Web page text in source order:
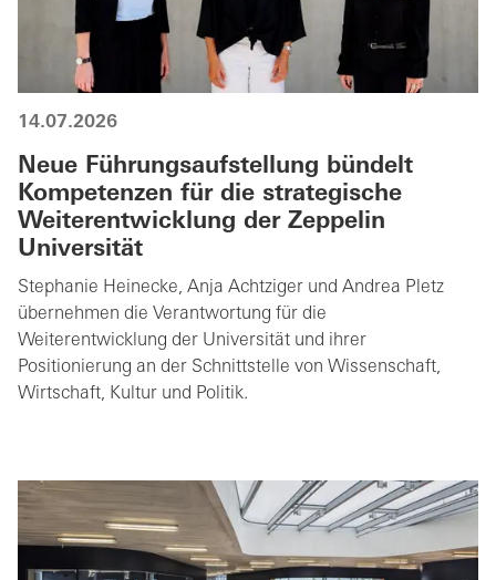
14.07.2026
Neue Führungsaufstellung bündelt
Kompetenzen für die strategische
Weiterentwicklung der Zeppelin
Universität
Stephanie Heinecke, Anja Achtziger und Andrea Pletz
übernehmen die Verantwortung für die
Weiterentwicklung der Universität und ihrer
Positionierung an der Schnittstelle von Wissenschaft,
Wirtschaft, Kultur und Politik.